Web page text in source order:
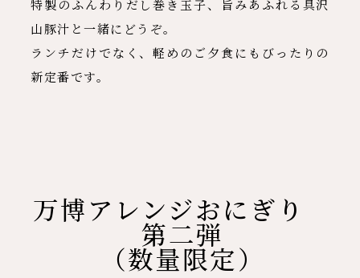
特製のふんわりだし巻き玉子、旨みあふれる具沢
山豚汁と一緒にどうぞ。
ランチだけでなく、軽めのご夕食にもびったりの
新定番です。
万博アレンジおにぎり
第二弾
（数量限定）